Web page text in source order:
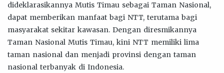
dideklarasikannya Mutis Timau sebagai Taman Nasional,
dapat memberikan manfaat bagi NTT, terutama bagi
masyarakat sekitar kawasan. Dengan diresmikannya
Taman Nasional Mutis Timau, kini NTT memiliki lima
taman nasional dan menjadi provinsi dengan taman
nasional terbanyak di Indonesia.